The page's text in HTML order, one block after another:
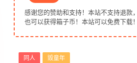
感谢您的赞助和支持！本站不支持退款
也可以获得箱子币！本站可以免费下载！
同人 毁童年